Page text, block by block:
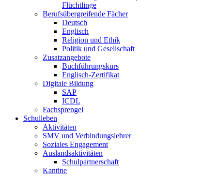
Flüchtlinge
Berufsübergreifende Fächer
Deutsch
Englisch
Religion und Ethik
Politik und Gesellschaft
Zusatzangebote
Buchführungskurs
Englisch-Zertifikat
Digitale Bildung
SAP
ICDL
Fachsprengel
Schulleben
Aktivitäten
SMV und Verbindungslehrer
Soziales Engagement
Auslandsaktivitäten
Schulpartnerschaft
Kantine